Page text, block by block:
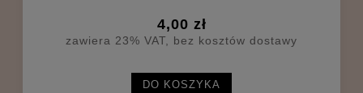
4,00 zł
zawiera 23% VAT, bez kosztów dostawy
DO KOSZYKA